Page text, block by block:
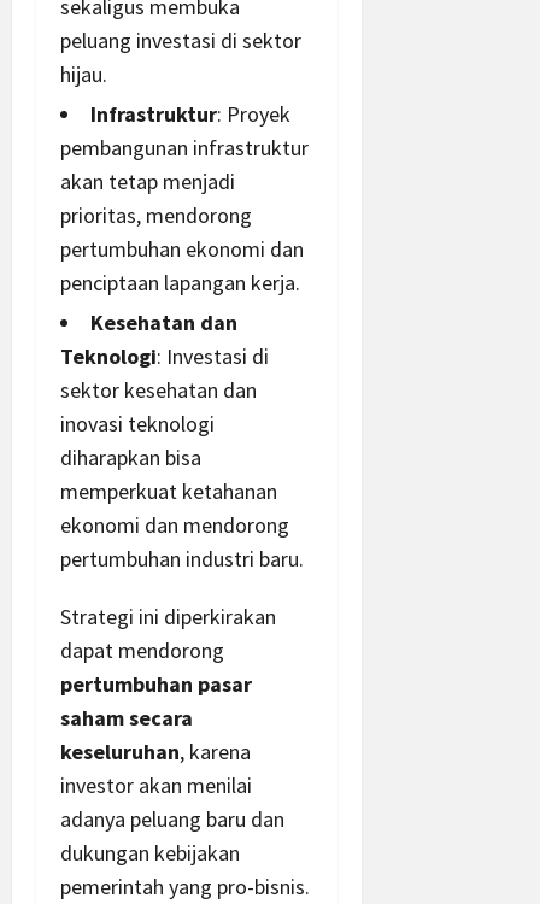
sekaligus membuka
peluang investasi di sektor
hijau.
Infrastruktur: Proyek
pembangunan infrastruktur
akan tetap menjadi
prioritas, mendorong
pertumbuhan ekonomi dan
penciptaan lapangan kerja.
Kesehatan dan
Teknologi: Investasi di
sektor kesehatan dan
inovasi teknologi
diharapkan bisa
memperkuat ketahanan
ekonomi dan mendorong
pertumbuhan industri baru.
Strategi ini diperkirakan
dapat mendorong
pertumbuhan pasar
saham secara
keseluruhan, karena
investor akan menilai
adanya peluang baru dan
dukungan kebijakan
pemerintah yang pro-bisnis.